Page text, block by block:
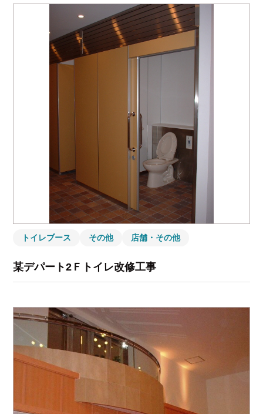
トイレブース その他 店舗・その他
某デパート2Ｆトイレ改修工事